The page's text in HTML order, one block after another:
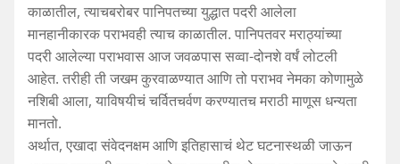
काळातील, त्याचबरोबर पानिपतच्या युद्धात पदरी आलेला
मानहानीकारक पराभवही त्याच काळातील. पानिपतवर मराठ्यांच्या
पदरी आलेल्या पराभवास आज जवळपास सव्वा-दोनशे वर्षं लोटली
आहेत. तरीही ती जखम कुरवाळण्यात आणि तो पराभव नेमका कोणामुळे
नशिबी आला, याविषयीचं चर्वितचर्वण करण्यातच मराठी माणूस धन्यता
मानतो.
अर्थात, एखादा संवेदनक्षम आणि इतिहासाचं थेट घटनास्थळी जाऊन